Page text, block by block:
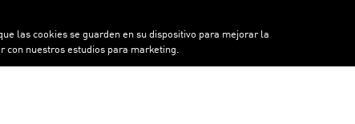
las cookies se guarden en su dispositivo para mejorar la
nuestros estudios para marketing.